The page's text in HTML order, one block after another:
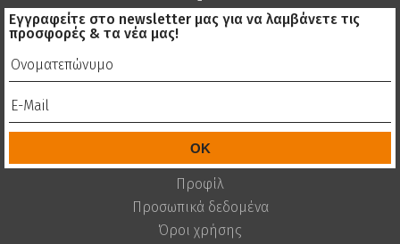
Εγγραφείτε στο newsletter μας για να λαμβάνετε τις
προσφορές & τα νέα μας!
Προφίλ
Προσωπικά δεδομένα
Όροι χρήσης